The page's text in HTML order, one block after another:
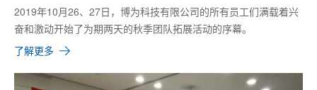
2019年10月26、27日，博为科技有限公司的所有员工们满载着兴
奋和激动开始了为期两天的秋季团队拓展活动的序幕。
了解更多